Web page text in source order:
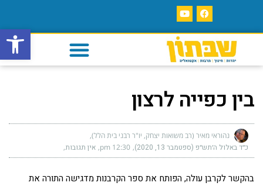
פתח
בין כפייה לרצון
נהוראי מאיר (רב משואות יצחק, יו"ר רבני בית הלל)
כ״ד באלול ה׳תש״פ (ספטמבר 13, 2020) 12:30 pm אין תגובות
בהקשר לקרבן עולה, הפותח את ספר הקרבנות מדגישה התורה את